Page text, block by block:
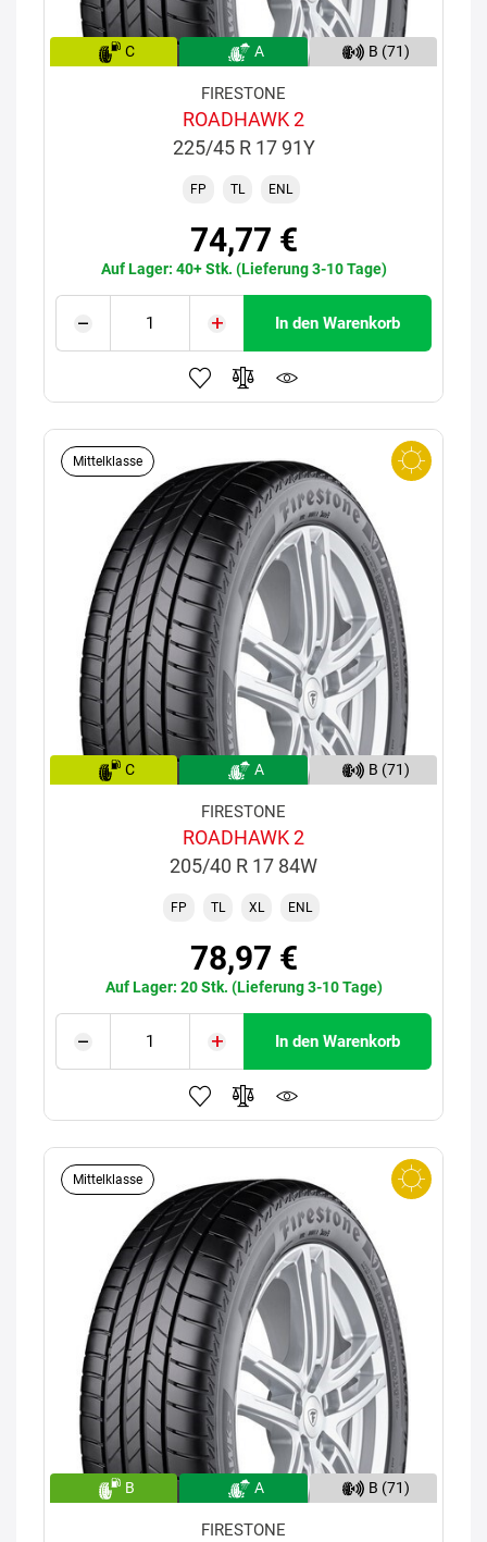
C A B (71)
FIRESTONE
ROADHAWK 2
225/45 R 17 91Y
FP TL ENL
74,77 €
Auf Lager: 40+ Stk. (Lieferung 3-10 Tage)
In den Warenkorb
Mittelklasse
C A B (71)
FIRESTONE
ROADHAWK 2
205/40 R 17 84W
FP TL XL ENL
78,97 €
Auf Lager: 20 Stk. (Lieferung 3-10 Tage)
In den Warenkorb
Mittelklasse
B A B (71)
FIRESTONE